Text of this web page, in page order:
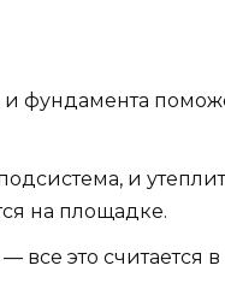
и фундамента
и
на площадке.
все это считается